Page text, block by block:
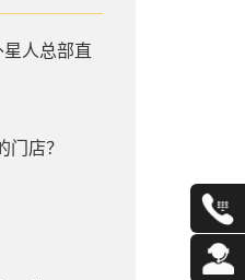
人总部直
店？